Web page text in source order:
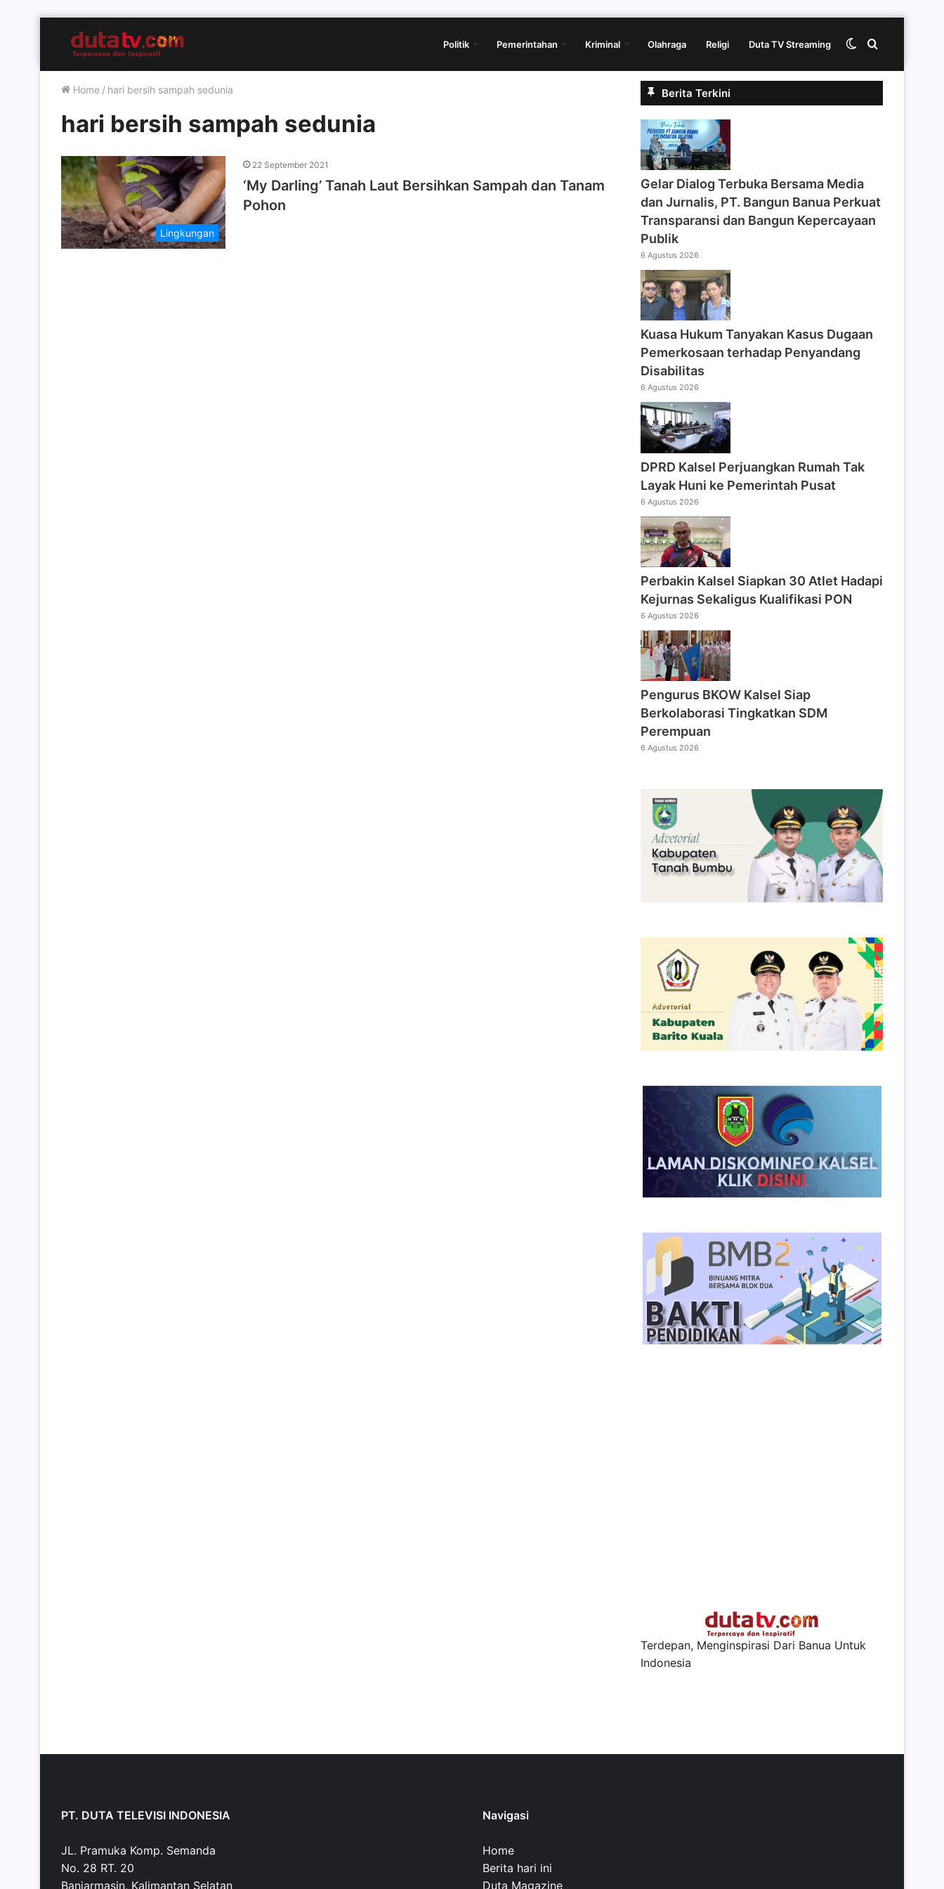
Politik Pemerintahan Kriminal Olahraga Religi Duta TV Streaming Cari
Switch
Home / hari bersih sampah sedunia
hari bersih sampah sedunia
Lingkungan
22 September 2021
‘My Darling’ Tanah Laut Bersihkan Sampah dan Tanam
Pohon
Berita Terkini
Gelar Dialog Terbuka Bersama Media
dan Jurnalis, PT. Bangun Banua Perkuat
Transparansi dan Bangun Kepercayaan
Publik
6 Agustus 2026
Kuasa Hukum Tanyakan Kasus Dugaan
Pemerkosaan terhadap Penyandang
Disabilitas
6 Agustus 2026
DPRD Kalsel Perjuangkan Rumah Tak
Layak Huni ke Pemerintah Pusat
6 Agustus 2026
Perbakin Kalsel Siapkan 30 Atlet Hadapi
Kejurnas Sekaligus Kualifikasi PON
6 Agustus 2026
Pengurus BKOW Kalsel Siap
Berkolaborasi Tingkatkan SDM
Perempuan
6 Agustus 2026
Terdepan, Menginspirasi Dari Banua Untuk
Indonesia
PT. DUTA TELEVISI INDONESIA
JL. Pramuka Komp. Semanda
No. 28 RT. 20
Banjarmasin, Kalimantan Selatan
Navigasi
Home
Berita hari ini
Duta Magazine